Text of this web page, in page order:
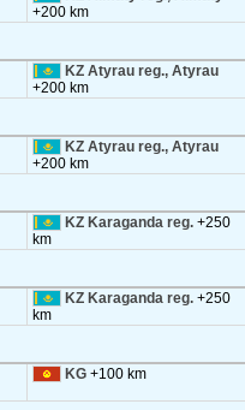
+200 km
KZ Atyrau reg., Atyrau
+200 km
KZ Atyrau reg., Atyrau
+200 km
KZ Karaganda reg. +250
km
KZ Karaganda reg. +250
km
KG +100 km